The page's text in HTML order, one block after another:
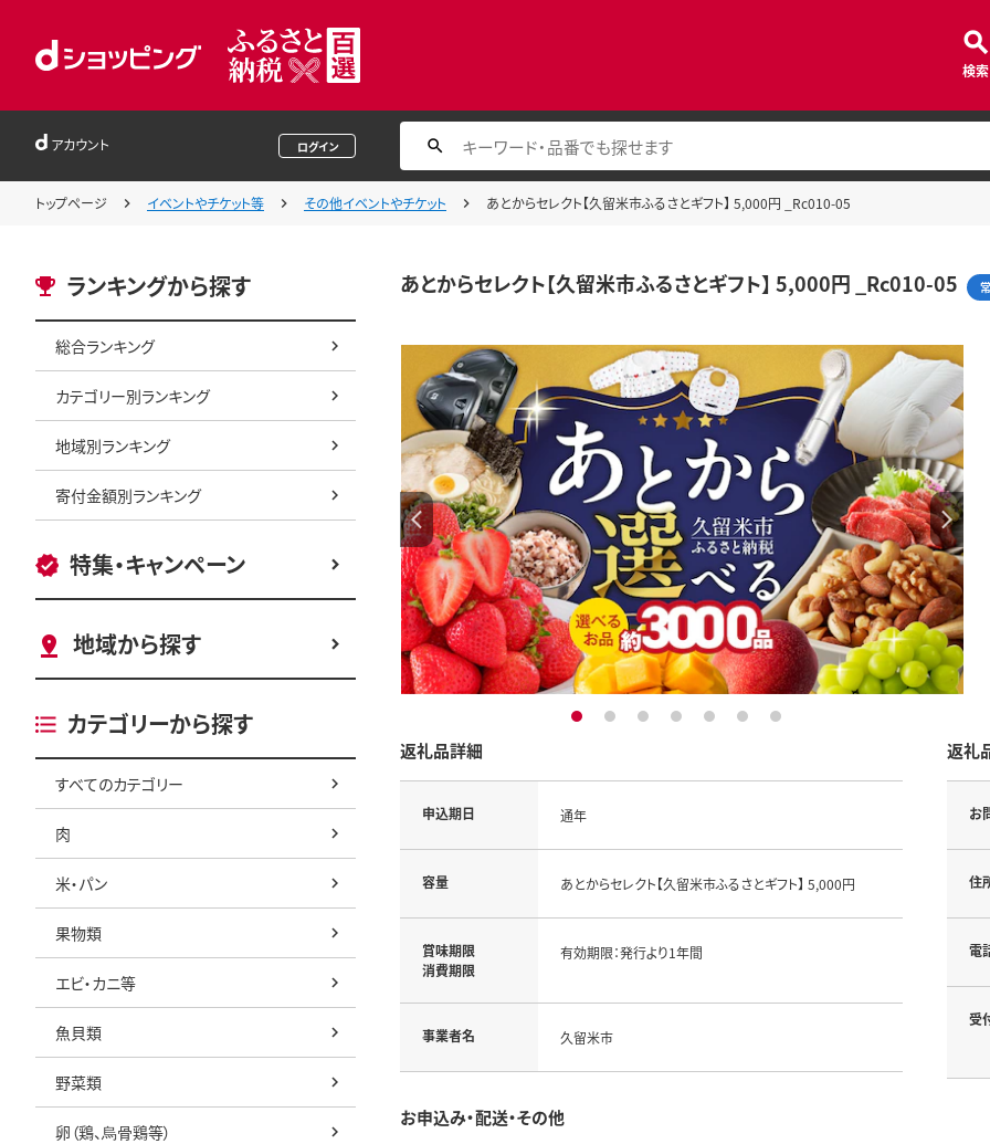
検索
アカウント ログイン
トップページ イベントやチケット等 その他イベントやチケット あとからセレクト【久留米市ふるさとギフト】 5,000円 _Rc010-05
ランキングから探す
総合ランキング
カテゴリー別ランキング
地域別ランキング
寄付金額別ランキング
特集・キャンペーン
地域から探す
カテゴリーから探す
すべてのカテゴリー
肉
米・パン
果物類
エビ・カニ等
魚貝類
野菜類
卵（鶏、烏骨鶏等）
あとからセレクト【久留米市ふるさとギフト】 5,000円 _Rc010-05
1 2 3 4 5 6 7
返礼品詳細
申込期日 通年
容量 あとからセレクト【久留米市ふるさとギフト】 5,000円
賞味期限
消費期限
有効期限：発行より1年間
事業者名 久留米市
お申込み・配送・その他
返礼
お
住
電
受